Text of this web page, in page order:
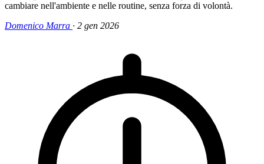
cambiare nell'ambiente e nelle routine, senza forza di volontà.
Domenico Marra · 2 gen 2026